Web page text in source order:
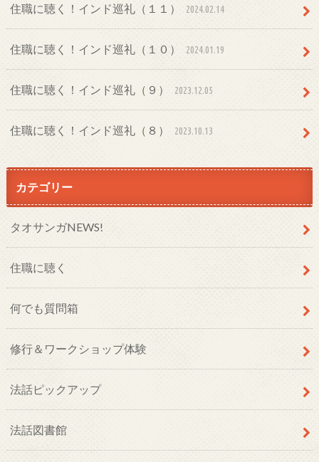
住職に聴く！インド巡礼（１１） 2024.02.14
住職に聴く！インド巡礼（１０） 2024.01.19
住職に聴く！インド巡礼（９） 2023.12.05
住職に聴く！インド巡礼（８） 2023.10.13
カテゴリー
タオサンガNEWS!
住職に聴く
何でも質問箱
修行＆ワークショップ体験
法話ピックアップ
法話図書館